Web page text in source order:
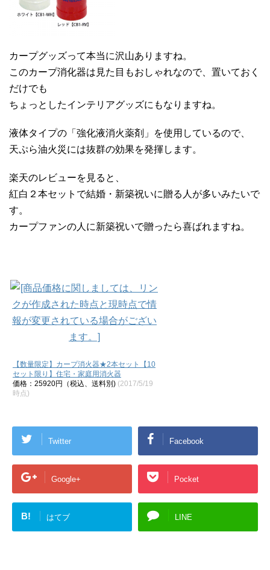
カープグッズって本当に沢山ありますね。
このカープ消化器は見た目もおしゃれなので、置いておく
だけでも
ちょっとしたインテリアグッズにもなりますね。
液体タイプの「強化液消火薬剤」を使用しているので、
天ぷら油火災には抜群の効果を発揮します。
楽天のレビューを見ると、
紅白２本セットで結婚・新築祝いに贈る人が多いみたいで
す。
カープファンの人に新築祝いで贈ったら喜ばれますね。
【数量限定】カープ消火器★2本セット【10
セット限り】住宅・家庭用消火器
価格：25920円（税込、送料別) (2017/5/19
時点)
Twitter Facebook
Google+ Pocket
B! はてブ LINE